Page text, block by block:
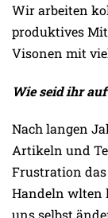
Wir arbeiten
produktives
Visonen mit
Wie seid ihr
Nach langen
Artikeln und
Frustration
Handeln wlten